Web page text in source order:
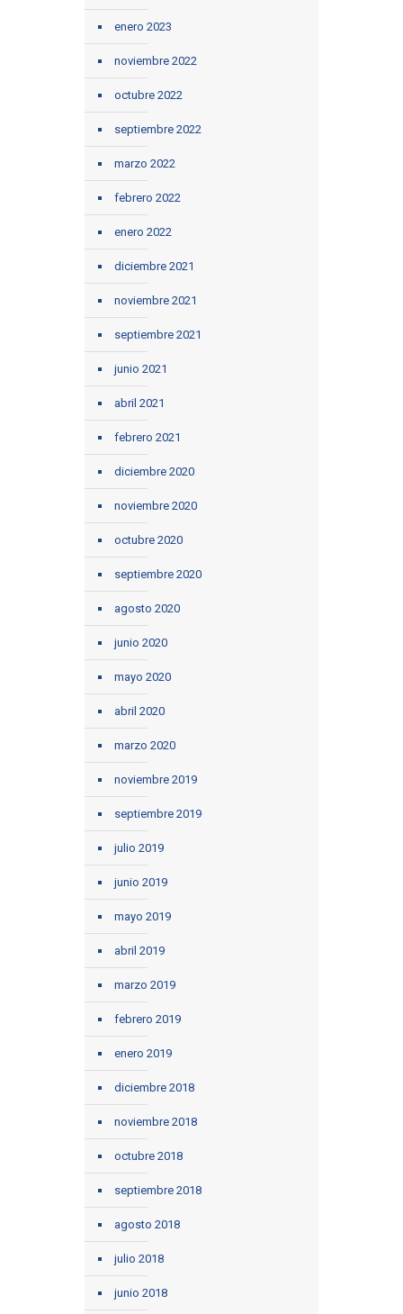
enero 2023
noviembre 2022
octubre 2022
septiembre 2022
marzo 2022
febrero 2022
enero 2022
diciembre 2021
noviembre 2021
septiembre 2021
junio 2021
abril 2021
febrero 2021
diciembre 2020
noviembre 2020
octubre 2020
septiembre 2020
agosto 2020
junio 2020
mayo 2020
abril 2020
marzo 2020
noviembre 2019
septiembre 2019
julio 2019
junio 2019
mayo 2019
abril 2019
marzo 2019
febrero 2019
enero 2019
diciembre 2018
noviembre 2018
octubre 2018
septiembre 2018
agosto 2018
julio 2018
junio 2018